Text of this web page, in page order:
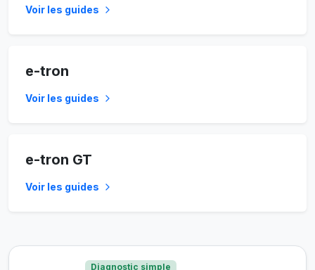
Voir les guides
e-tron
Voir les guides
e-tron GT
Voir les guides
Diagnostic simple